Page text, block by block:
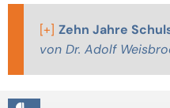
[+] Zehn Jahre
von Dr. Adolf